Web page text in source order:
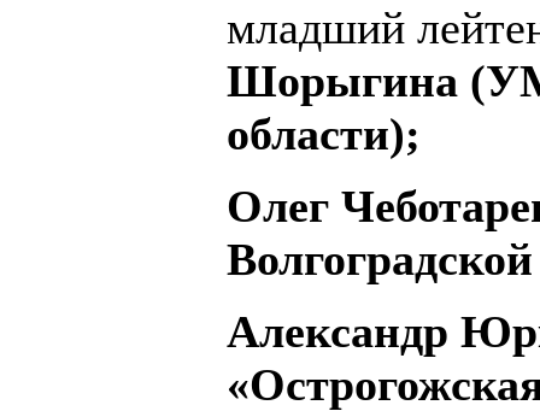
младший
Шорыгина
области);
Олег
Александр